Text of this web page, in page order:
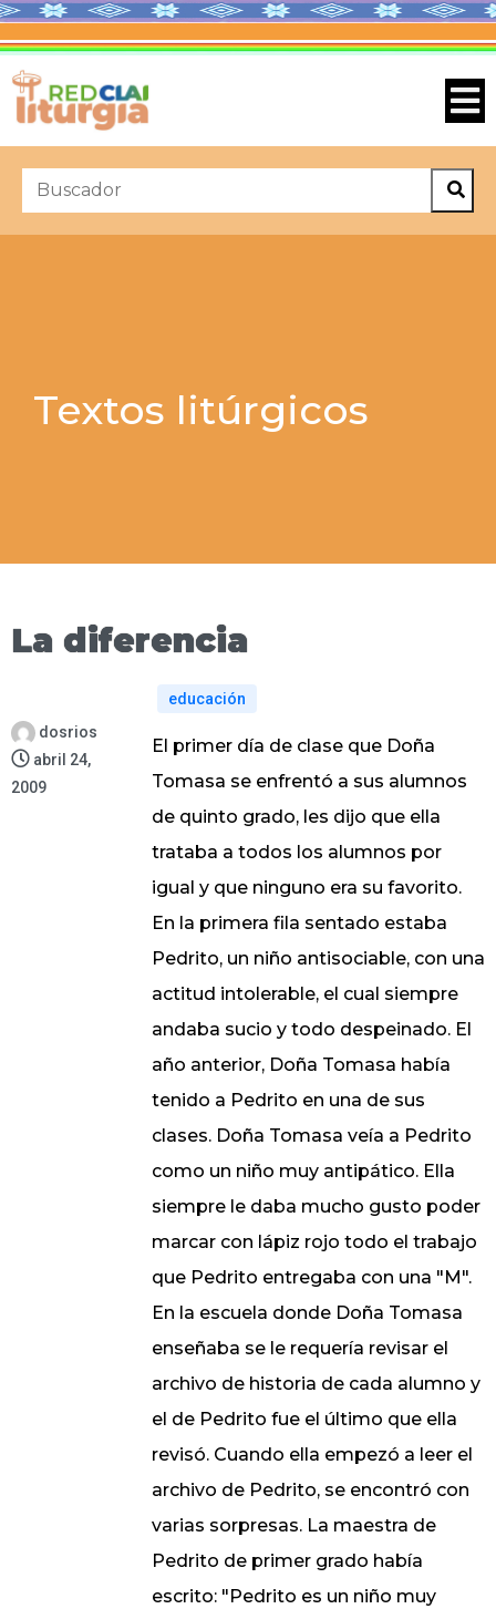
Textos litúrgicos
La diferencia
dosrios
abril 24,
2009
educación
El primer día de clase que Doña
Tomasa se enfrentó a sus alumnos
de quinto grado, les dijo que ella
trataba a todos los alumnos por
igual y que ninguno era su favorito.
En la primera fila sentado estaba
Pedrito, un niño antisociable, con una
actitud intolerable, el cual siempre
andaba sucio y todo despeinado. El
año anterior, Doña Tomasa había
tenido a Pedrito en una de sus
clases. Doña Tomasa veía a Pedrito
como un niño muy antipático. Ella
siempre le daba mucho gusto poder
marcar con lápiz rojo todo el trabajo
que Pedrito entregaba con una "M".
En la escuela donde Doña Tomasa
enseñaba se le requería revisar el
archivo de historia de cada alumno y
el de Pedrito fue el último que ella
revisó. Cuando ella empezó a leer el
archivo de Pedrito, se encontró con
varias sorpresas. La maestra de
Pedrito de primer grado había
escrito: "Pedrito es un niño muy